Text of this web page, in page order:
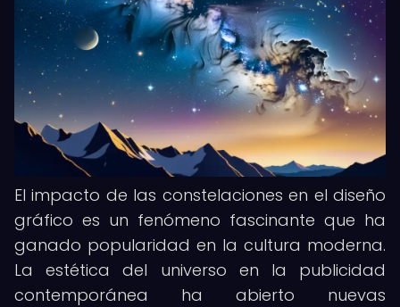
El impacto de las constelaciones en el diseño
gráfico es un fenómeno fascinante que ha
ganado popularidad en la cultura moderna.
La estética del universo en la publicidad
contemporánea ha abierto nuevas